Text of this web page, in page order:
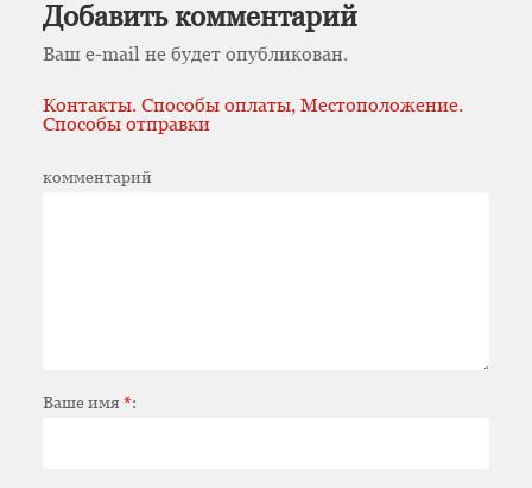
Добавить комментарий
Ваш e-mail не будет опубликован.
Контакты. Способы оплаты, Местоположение.
Способы отправки
комментарий
Ваше имя*: